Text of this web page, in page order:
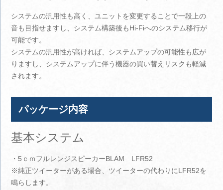
システムの汎用性も高く、ユニットを変更することで一段上の
音も目指せますし、システム構築後もHi-Fiへのシステム移行が
可能です。
システムの汎用性が高ければ、システムアップの可能性も広が
りますし、システムアップに伴う機器の買い替えリスクも軽減
されます。
パッケージ内容
基本システム
・5ｃｍフルレンジスピーカーBLAM LFR52
※純正ツイーターがある場合、ツイーターの代わりにLFR52を
鳴らします。